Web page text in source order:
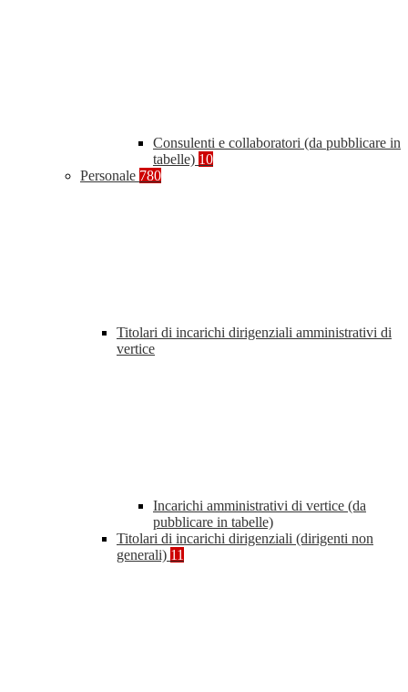
Consulenti e collaboratori (da pubblicare in
tabelle) 10
Personale 780
Titolari di incarichi dirigenziali amministrativi di
vertice
Incarichi amministrativi di vertice (da
pubblicare in tabelle)
Titolari di incarichi dirigenziali (dirigenti non
generali) 11